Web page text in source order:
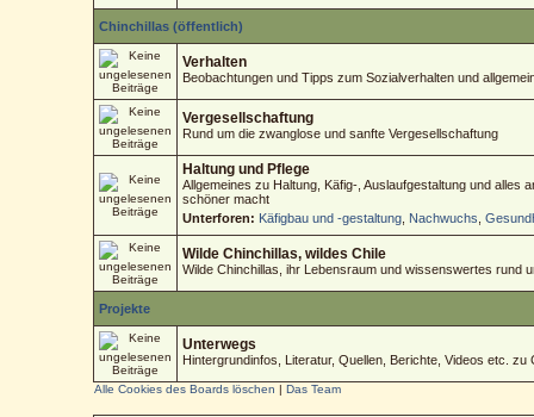
Chinchillas (öffentlich)
Verhalten
Beobachtungen und Tipps zum Sozialverhalten und
Vergesellschaftung
Rund um die zwanglose und sanfte Vergesellschaftung
Haltung und Pflege
Allgemeines zu Haltung, Käfig-, Auslaufgestaltung und alles
schöner macht
Unterforen: Käfigbau und -gestaltung Nachwuchs ,
Wilde Chinchillas, wildes Chile
Wilde Chinchillas, ihr Lebensraum und wissenswertes rund
Projekte
Unterwegs
Hintergrundinfos, Literatur, Quellen, Berichte, Videos etc. zu
Alle Cookies des Boards löschen |Das Team